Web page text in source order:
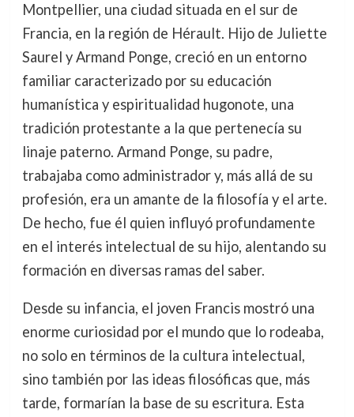
Montpellier, una ciudad situada en el sur de
Francia, en la región de Hérault. Hijo de Juliette
Saurel y Armand Ponge, creció en un entorno
familiar caracterizado por su educación
humanística y espiritualidad hugonote, una
tradición protestante a la que pertenecía su
linaje paterno. Armand Ponge, su padre,
trabajaba como administrador y, más allá de su
profesión, era un amante de la filosofía y el arte.
De hecho, fue él quien influyó profundamente
en el interés intelectual de su hijo, alentando su
formación en diversas ramas del saber.
Desde su infancia, el joven Francis mostró una
enorme curiosidad por el mundo que lo rodeaba,
no solo en términos de la cultura intelectual,
sino también por las ideas filosóficas que, más
tarde, formarían la base de su escritura. Esta